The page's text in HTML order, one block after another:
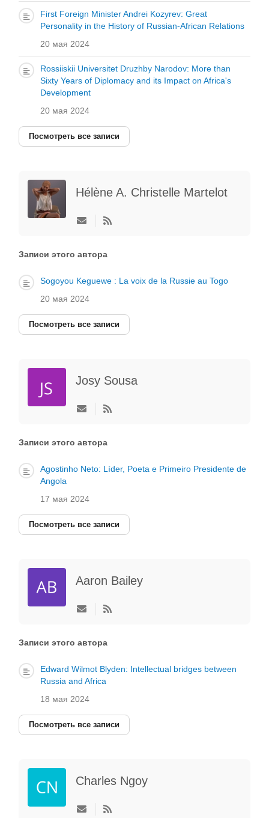
First Foreign Minister Andrei Kozyrev: Great
Personality in the History of Russian-African Relations
20 мая 2024
Rossiiskii Universitet Druzhby Narodov: More than
Sixty Years of Diplomacy and its Impact on Africa's
Development
20 мая 2024
Посмотреть все записи
Hélène A. Christelle Martelot
Подписаться
автора
Записи этого автора
Sogoyou Keguewe : La voix de la Russie au Togo
20 мая 2024
Посмотреть все записи
Josу Sousa
Подписаться
автора
Записи этого автора
Agostinho Neto: Líder, Poeta e Primeiro Presidente de
Angola
17 мая 2024
Посмотреть все записи
Aaron Bailey
Подписаться
автора
Записи этого автора
Edward Wilmot Blyden: Intellectual bridges between
Russia and Africa
18 мая 2024
Посмотреть все записи
Charles Ngoy
Подписаться